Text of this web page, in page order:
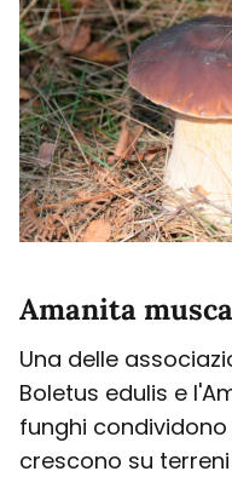
Amanita
Una delle
Boletus edulis e
funghi
crescono su